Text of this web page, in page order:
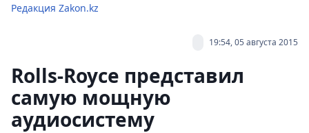
Редакция Zakon.kz
19:54, 05 августа 2015
Rolls-Royce представил
самую мощную
аудиосистему